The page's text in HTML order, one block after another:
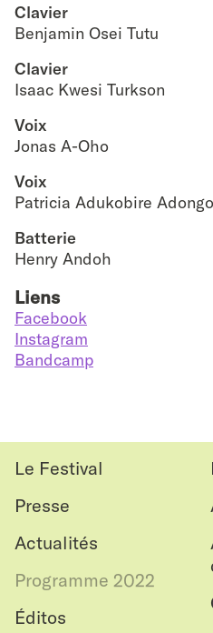
Clavier
Benjamin Osei Tutu
Clavier
Isaac Kwesi Turkson
Voix
Jonas A-Oho
Voix
Patricia Adukobire Adongo
Batterie
Henry Andoh
Liens
Facebook
Instagram
Bandcamp
Le Festival
Presse
Actualités
Programme 2022
Éditos